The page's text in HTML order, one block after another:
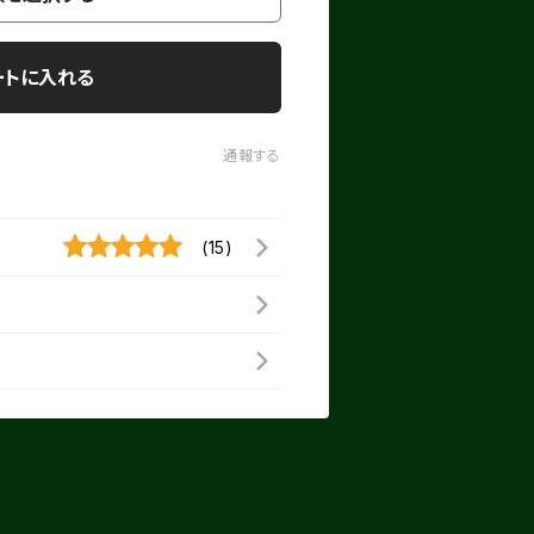
に入れる
通報する
(15)